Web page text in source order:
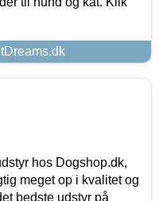
hos Dogshop.dk,
meget op i kvalitet og
bedste udstyr på